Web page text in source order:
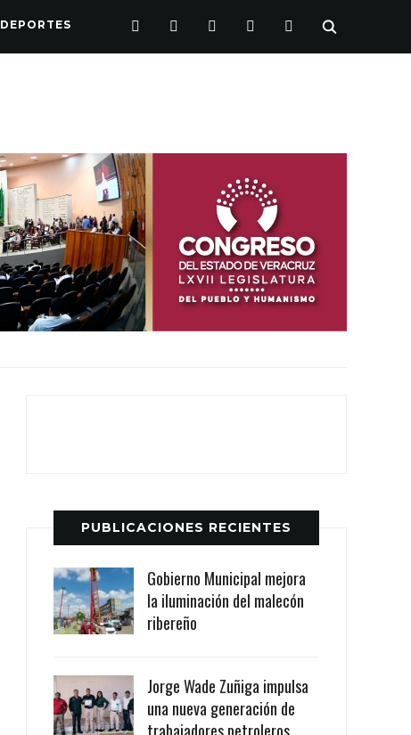
DEPORTES FACEBOOKTWITTERINSTAGRAM
YOUTUBEPINTEREST
PUBLICACIONES RECIENTES
Gobierno Municipal mejora
la iluminación del malecón
ribereño
Jorge Wade Zuñiga impulsa
una nueva generación de